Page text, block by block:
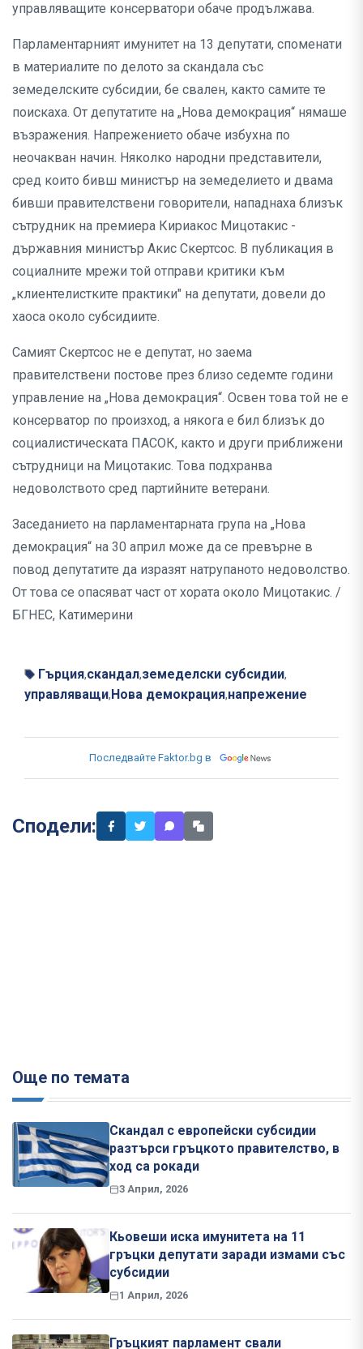
управляващите консерватори обаче продължава.
Парламентарният имунитет на 13 депутати, споменати
в материалите по делото за скандала със
земеделските субсидии, бе свален, както самите те
поискаха. От депутатите на „Нова демокрация“ нямаше
възражения. Напрежението обаче избухна по
неочакван начин. Няколко народни представители,
сред които бивш министър на земеделието и двама
бивши правителствени говорители, нападнаха близък
сътрудник на премиера Кириакос Мицотакис -
държавния министър Акис Скертсос. В публикация в
социалните мрежи той отправи критики към
„клиентелистките практики" на депутати, довели до
хаоса около субсидиите.
Самият Скертсос не е депутат, но заема
правителствени постове през близо седемте години
управление на „Нова демокрация“. Освен това той не е
консерватор по произход, а някога е бил близък до
социалистическата ПАСОК, както и други приближени
сътрудници на Мицотакис. Това подхранва
недоволството сред партийните ветерани.
Заседанието на парламентарната група на „Нова
демокрация“ на 30 април може да се превърне в
повод депутатите да изразят натрупаното недоволство.
От това се опасяват част от хората около Мицотакис. /
БГНЕС, Катимерини
Гърция,скандал,земеделски субсидии,
управляващи, Нова демокрация,напрежение
Последвайте Faktor.bg в
Сподели:
Още по темата
Скандал с европейски субсидии
разтърси гръцкото правителство, в
ход са рокади
3 Април, 2026
Кьовеши иска имунитета на 11
гръцки депутати заради измами със
субсидии
1 Април, 2026
Гръцкият парламент свали